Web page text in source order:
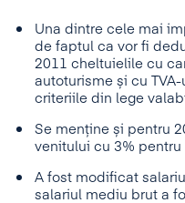
Una dintre cele mai
de faptul ca vor fi
2011 cheltuielile cu
autoturisme și cu
criteriile din lege
Se menține și pentru
venitului cu 3%
A fost modificat
salariul mediu brut a